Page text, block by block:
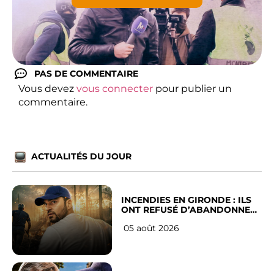
PAS DE COMMENTAIRE
Vous devez vous connecter pour publier un
commentaire.
ACTUALITÉS DU JOUR
INCENDIES EN GIRONDE : ILS
ONT REFUSÉ D’ABANDONNER
05 août 2026